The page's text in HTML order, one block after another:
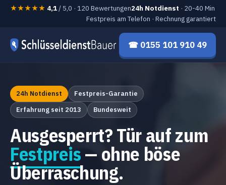
★★★★★ 4,1/ 5,0 · 120 Bewertungen24h Notdienst · 20-40 Min
Festpreis am Telefon · Rechnung garantiert
☎ 0155 101 910 49
24h Notdienst
Festpreis-Garantie
Erfahrung seit 2013
Bundesweit
Ausgesperrt? Tür auf zum
Festpreis— ohne böse
Überraschung.